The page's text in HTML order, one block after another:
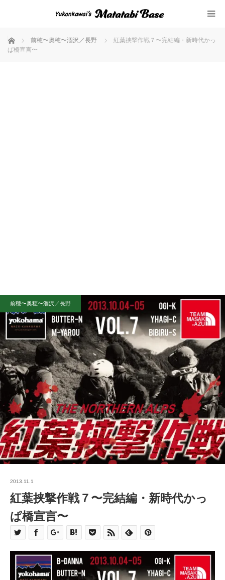
ホーム 前穂〜奥穂〜涸沢／長野
紅葉挟撃作戦７〜完結編・新時代かっ
ぱ橋宣言〜
前穂〜奥穂〜涸沢／長野
2013.11.1
紅葉挟撃作戦７〜完結編・新時代かっ
ぱ橋宣言〜